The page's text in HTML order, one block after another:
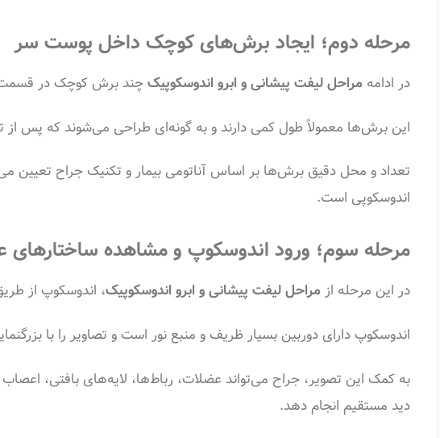
مرحله دوم؛ ایجاد برش‌های کوچک داخل پوست سر
در ادامه مراحل لیفت پیشانی و ابرو اندوسکوپیکچند برش کوچک در
این برش‌ها معمولاً طول کمی دارند و به گونه‌ای طراحی می‌شوند که پس از
تعداد و محل دقیق برش‌ها بر اساس آناتومی بیمار و تکنیک جراح تعیین
اندوسکوپی است.
مرحله سوم؛ ورود اندوسکوپ و مشاهده ساختارهای
در این مرحله از مراحل لیفت پیشانی و ابرو اندوسکوپیک، اندوسکوپ از
اندوسکوپ دارای دوربین بسیار ظریف و منبع نور است و تصاویر را با
به کمک این تصویر، جراح می‌تواند عضلات، رباط‌ها، لایه‌های بافتی،
دید مستقیم انجام دهد.